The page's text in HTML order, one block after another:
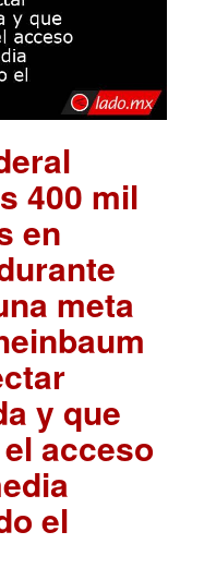
400 mil
en
meta
y que
acceso
el